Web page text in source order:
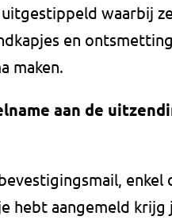
waarbij
en
maken.
aan de
enkel
hebt aangemeld